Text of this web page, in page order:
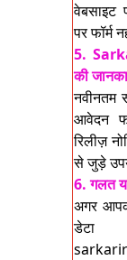
वेबसाइट
पर फॉर्म
5.
की
नवीनतम
आवेदन
रिलीज़
से जुड़े
6. गलत
अगर
डेटा